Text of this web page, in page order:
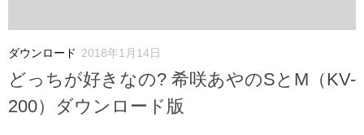
ダウンロード 2018年1月14日
どっちが好きなの? 希咲あやのSとM（KV-
200）ダウンロード版